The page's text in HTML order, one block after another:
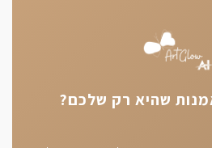
שהיא רק שלכם?